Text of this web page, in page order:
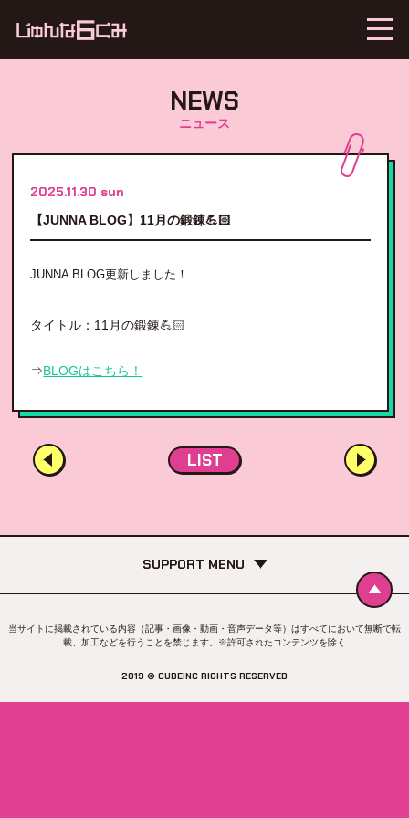
NEWS
ニュース
2025.11.30 sun
【JUNNA BLOG】11月の鍛錬💪🏻
JUNNA BLOG更新しました！
タイトル：11月の鍛錬💪🏻
⇒BLOGはこちら！
LIST
SUPPORT MENU
当サイトに掲載されている内容（記事・画像・動画・音声データ等）はすべてにおいて無断で転
載、加工などを行うことを禁じます。※許可されたコンテンツを除く
2019 © CUBEINC RIGHTS RESERVED